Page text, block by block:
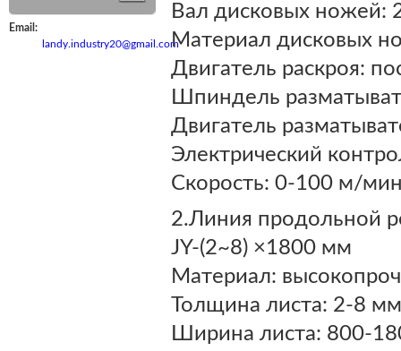
Email:
landy.industry20@gmail.com
Вал дисковых ножей:
Материал дисковых
Двигатель раскроя:
Шпиндель
Двигатель
Электрический
Скорость: 0-100 м/
2.Линия продольной
JY-(2~8) ×1800 мм
Материал:
Толщина листа: 2-8 мм
Ширина листа: 800-